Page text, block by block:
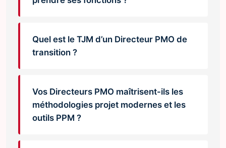
Quel est le TJM d’un Directeur PMO de
transition ?
Vos Directeurs PMO maîtrisent-ils les
méthodologies projet modernes et les
outils PPM ?